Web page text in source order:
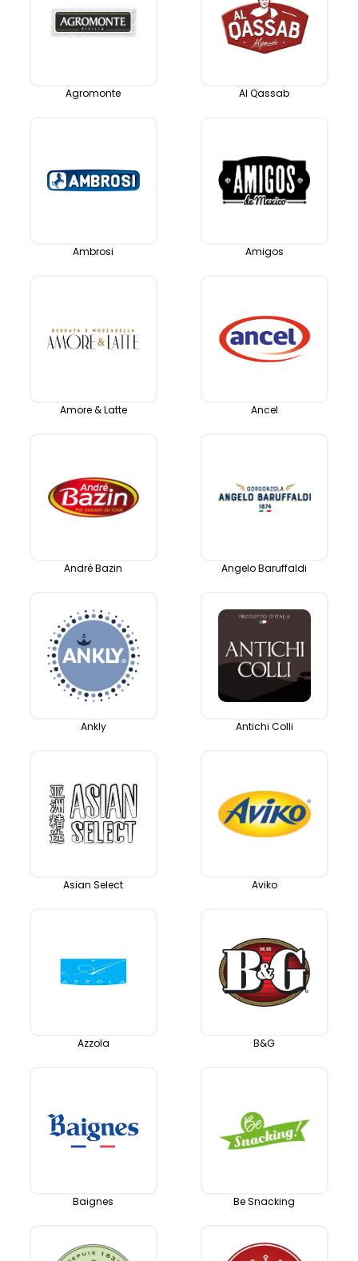
Agromonte Al Qassab
Ambrosi Amigos
Amore & Latte Ancel
André Bazin Angelo Baruffaldi
Ankly Antichi Colli
Asian Select Aviko
Azzola B&G
Baignes Be Snacking